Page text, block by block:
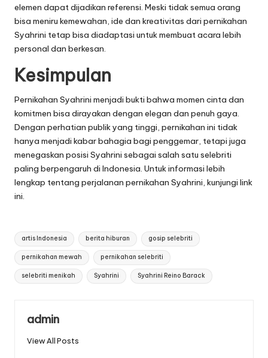
elemen dapat dijadikan referensi. Meski tidak semua orang
bisa meniru kemewahan, ide dan kreativitas dari pernikahan
Syahrini tetap bisa diadaptasi untuk membuat acara lebih
personal dan berkesan.
Kesimpulan
Pernikahan Syahrini menjadi bukti bahwa momen cinta dan
komitmen bisa dirayakan dengan elegan dan penuh gaya.
Dengan perhatian publik yang tinggi, pernikahan ini tidak
hanya menjadi kabar bahagia bagi penggemar, tetapi juga
menegaskan posisi Syahrini sebagai salah satu selebriti
paling berpengaruh di Indonesia. Untuk informasi lebih
lengkap tentang perjalanan pernikahan Syahrini, kunjungi link
ini.
Tags:
artis Indonesia berita hiburan gosip selebriti
pernikahan mewah pernikahan selebriti
selebriti menikah Syahrini Syahrini Reino Barack
admin
View All Posts